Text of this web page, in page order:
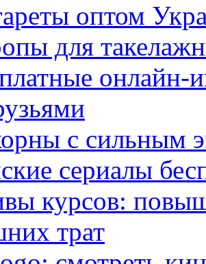
оптом
для
с сильным
сериалы
курсов:
трат